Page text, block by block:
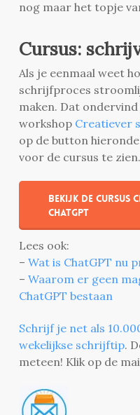
nog maar het topje
Cursus:
Als je eenmaal weet
schrijfproces
maken. Dat
workshop Creatiever
op de button
voor de cursus te zien.
Bekijk de cursus
ChatGPT
Lees ook:
– Wat is ChatGPT nu
– Waarom er geen
ChatGPT bestaan
Schrijf je net als
wekelijkse schrijftip.
meteen! Klik op de